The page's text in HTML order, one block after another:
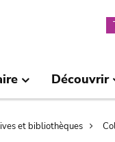
Découvrir
et bibliothèques